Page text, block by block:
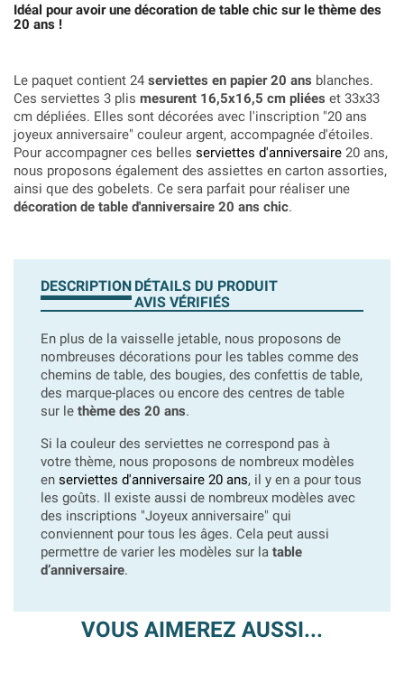
Idéal pour avoir une décoration de table chic sur le thème des
20 ans !
Le paquet contient 24 serviettes en papier 20 ans blanches.
Ces serviettes 3 plis mesurent 16,5x16,5 cm pliées et 33x33
cm dépliées. Elles sont décorées avec l'inscription "20 ans
joyeux anniversaire" couleur argent, accompagnée d'étoiles.
Pour accompagner ces belles serviettes d'anniversaire 20 ans,
nous proposons également des assiettes en carton assorties,
ainsi que des gobelets. Ce sera parfait pour réaliser une
décoration de table d'anniversaire 20 ans chic.
DESCRIPTION DÉTAILS DU PRODUIT
AVIS VÉRIFIÉS
En plus de la vaisselle jetable, nous proposons de
nombreuses décorations pour les tables comme des
chemins de table, des bougies, des confettis de table,
des marque-places ou encore des centres de table
sur le thème des 20 ans.
Si la couleur des serviettes ne correspond pas à
votre thème, nous proposons de nombreux modèles
en serviettes d'anniversaire 20 ans, il y en a pour tous
les goûts. Il existe aussi de nombreux modèles avec
des inscriptions "Joyeux anniversaire" qui
conviennent pour tous les âges. Cela peut aussi
permettre de varier les modèles sur la table
d’anniversaire.
VOUS AIMEREZ AUSSI...